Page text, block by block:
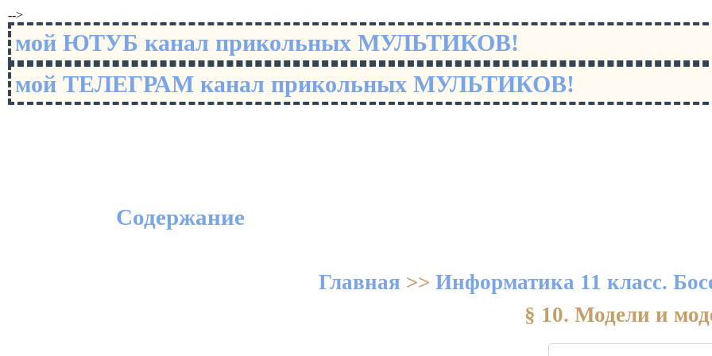
-->
мой ЮТУБ канал прикольных МУЛЬТИКОВ!
мой ТЕЛЕГРАМ канал прикольных МУЛЬТИКОВ!
Содержание
Главная >> Информатика 11 класс.
§ 10. Модели и